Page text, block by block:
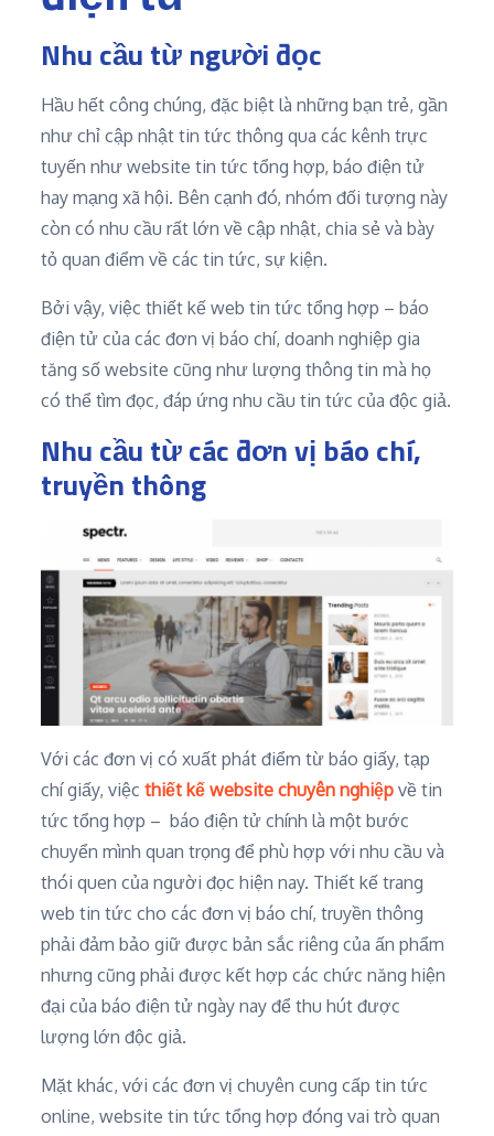
Nhu cầu từ người đọc
Hầu hết công chúng, đặc biệt là những bạn trẻ, gần
như chỉ cập nhật tin tức thông qua các kênh trực
tuyến như website tin tức tổng hợp, báo điện tử
hay mạng xã hội. Bên cạnh đó, nhóm đối tượng này
còn có nhu cầu rất lớn về cập nhật, chia sẻ và bày
tỏ quan điểm về các tin tức, sự kiện.
Bởi vậy, việc thiết kế web tin tức tổng hợp – báo
điện tử của các đơn vị báo chí, doanh nghiệp gia
tăng số website cũng như lượng thông tin mà họ
có thể tìm đọc, đáp ứng nhu cầu tin tức của độc giả.
Nhu cầu từ các đơn vị báo chí,
truyền thông
Với các đơn vị có xuất phát điểm từ báo giấy, tạp
chí giấy, việcthiết kế website chuyên nghiệp về tin
tức tổng hợp – báo điện tử chính là một bước
chuyển mình quan trọng để phù hợp với nhu cầu và
thói quen của người đọc hiện nay. Thiết kế trang
web tin tức cho các đơn vị báo chí, truyền thông
phải đảm bảo giữ được bản sắc riêng của ấn phẩm
nhưng cũng phải được kết hợp các chức năng hiện
đại của báo điện tử ngày nay để thu hút được
lượng lớn độc giả.
Mặt khác, với các đơn vị chuyên cung cấp tin tức
online, website tin tức tổng hợp đóng vai trò quan